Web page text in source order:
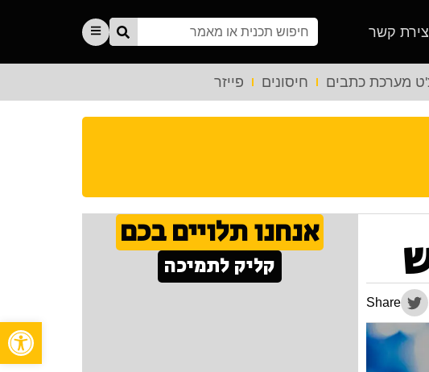
קשר
מערכת כתבים חיסונים פייזר
Share
אנחנו תלויים בכם
קליק לתמיכה